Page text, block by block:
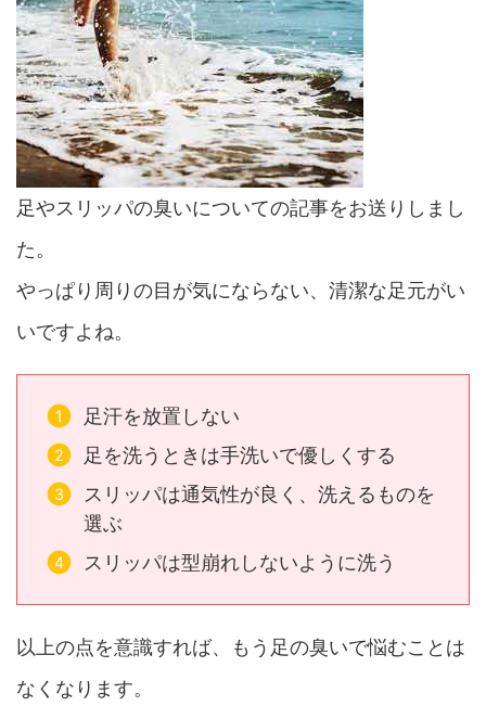
足やスリッパの臭いについての記事をお送りしまし
た。
やっぱり周りの目が気にならない、清潔な足元がい
いですよね。
足汗を放置しない
足を洗うときは手洗いで優しくする
スリッパは通気性が良く、洗えるものを
選ぶ
スリッパは型崩れしないように洗う
以上の点を意識すれば、もう足の臭いで悩むことは
なくなります。